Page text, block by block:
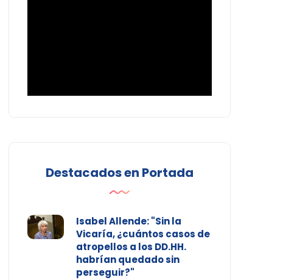
Destacados en Portada
Isabel Allende: "Sin la
Vicaría, ¿cuántos casos de
atropellos a los DD.HH.
habrían quedado sin
perseguir?"